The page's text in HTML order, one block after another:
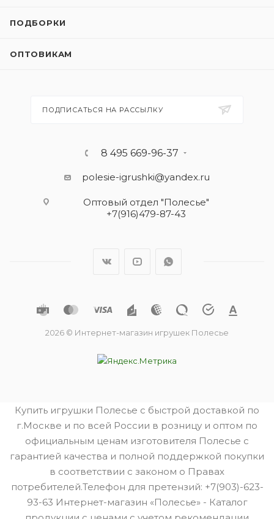
ПОДБОРКИ
ОПТОВИКАМ
ПОДПИСАТЬСЯ НА РАССЫЛКУ
8 495 669-96-37
polesie-igrushki@yandex.ru
Оптовый отдел "Полесье"
+7(916)479-87-43
2026 © Интернет-магазин игрушек Полесье
Купить игрушки Полесье с быстрой доставкой по
г.Москве и по всей России в розницу и оптом по
официальным ценам изготовителя Полесье с
гарантией качества и полной поддержкой покупки
в соответствии с законом о Правах
потребителей.Телефон для претензий: +7(903)-623-
93-63 Интернет-магазин «Полесье» - Каталог